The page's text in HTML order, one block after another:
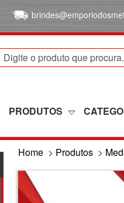
PRODUTOS
Home > Produtos >